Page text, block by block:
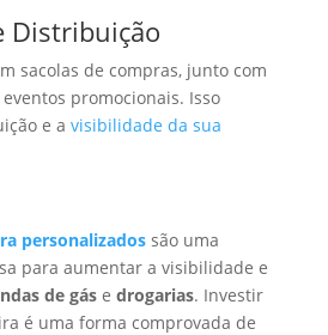
Distribuição
sacolas de compras, junto com
promocionais. Isso
e a visibilidade da sua
personalizadossão uma
para aumentar a visibilidade e
de gáse drogarias. Investir
é uma forma comprovada de